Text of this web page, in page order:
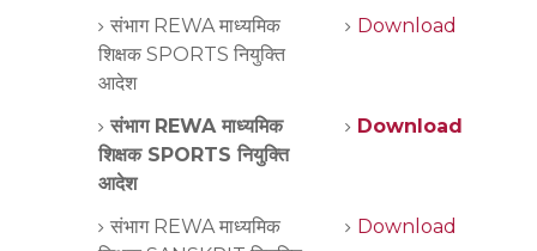
संभाग REWA माध्यमिक
शिक्षक SPORTS नियुक्ति
आदेश
Download
संभाग REWA माध्यमिक
शिक्षक SPORTS नियुक्ति
आदेश
Download
संभाग REWA माध्यमिक
Download